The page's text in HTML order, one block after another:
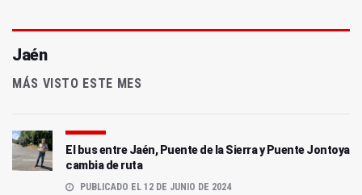
Jaén
MÁS VISTO ESTE MES
El bus entre Jaén, Puente de la Sierra y Puente Jontoya
cambia de ruta
PUBLICADO EL 12 DE JUNIO DE 2024